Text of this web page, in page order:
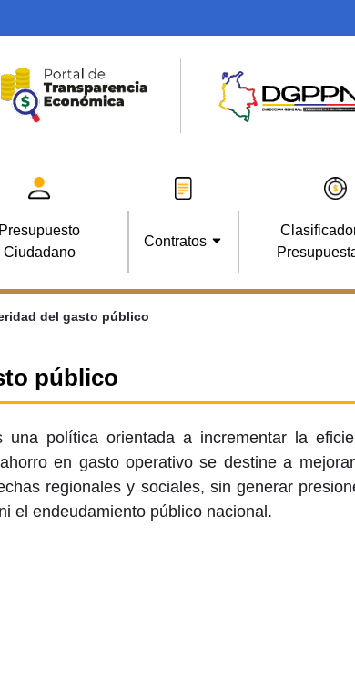
Presupuesto
Ciudadano
Contratos
del gasto público
público
una política orientada a incrementar la
en gasto operativo se destine a
regionales y sociales, sin generar
el endeudamiento público nacional.